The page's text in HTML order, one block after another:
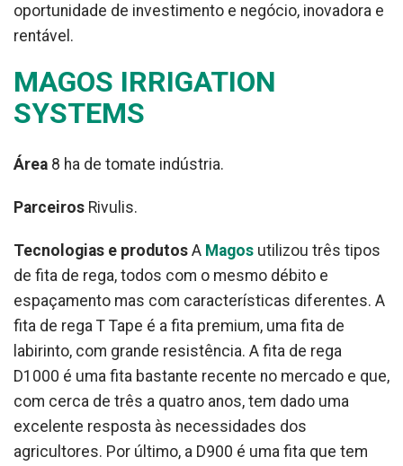
oportunidade de investimento e negócio, inovadora e
rentável.
MAGOS IRRIGATION
SYSTEMS
Área 8 ha de tomate indústria.
Parceiros Rivulis.
Tecnologias e produtos A Magos utilizou três tipos
de fita de rega, todos com o mesmo débito e
espaçamento mas com características diferentes. A
fita de rega T Tape é a fita premium, uma fita de
labirinto, com grande resistência. A fita de rega
D1000 é uma fita bastante recente no mercado e que,
com cerca de três a quatro anos, tem dado uma
excelente resposta às necessidades dos
agricultores. Por último, a D900 é uma fita que tem